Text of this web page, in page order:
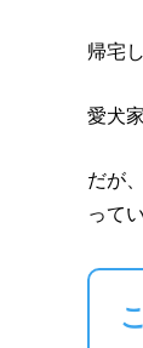
帰宅
愛犬
だが
って